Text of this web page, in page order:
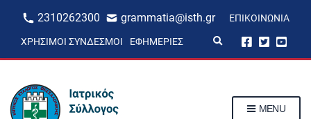
2310262300 grammatia@isth.gr ΕΠΙΚΟΙΝΩΝΊΑ
ΧΡΉΣΙΜΟΙ ΣΎΝΔΕΣΜΟΙ ΕΦΗΜΕΡΊΕΣ
p
MENU